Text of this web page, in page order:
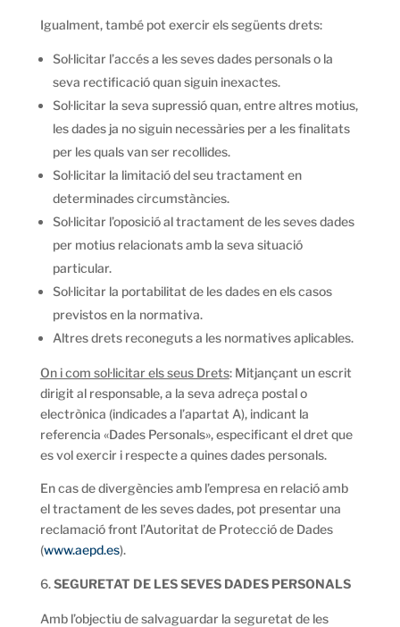
Igualment, també pot exercir els següents drets:
Sol·licitar l’accés a les seves dades personals o la
seva rectificació quan siguin inexactes.
Sol·licitar la seva supressió quan, entre altres motius,
les dades ja no siguin necessàries per a les finalitats
per les quals van ser recollides.
Sol·licitar la limitació del seu tractament en
determinades circumstàncies.
Sol·licitar l’oposició al tractament de les seves dades
per motius relacionats amb la seva situació
particular.
Sol·licitar la portabilitat de les dades en els casos
previstos en la normativa.
Altres drets reconeguts a les normatives aplicables.
On i com sol·licitar els seus Drets: Mitjançant un escrit
dirigit al responsable, a la seva adreça postal o
electrònica (indicades a l’apartat A), indicant la
referencia «Dades Personals», especificant el dret que
es vol exercir i respecte a quines dades personals.
En cas de divergències amb l’empresa en relació amb
el tractament de les seves dades, pot presentar una
reclamació front l’Autoritat de Protecció de Dades
(www.aepd.es).
SEGURETAT DE LES SEVES DADES PERSONALS
Amb l’objectiu de salvaguardar la seguretat de les